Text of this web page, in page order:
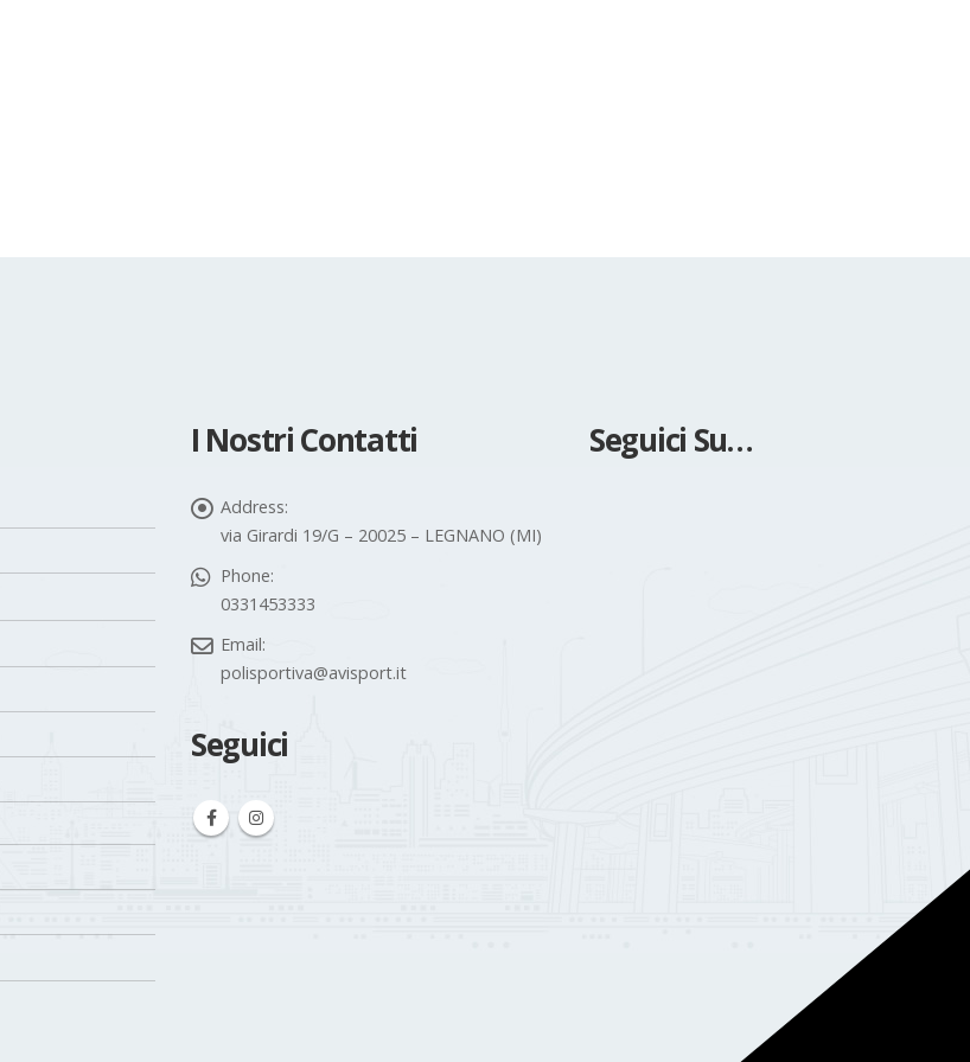
I Nostri Contatti
Address:
via Girardi 19/G – 20025 – LEGNANO (MI)
Phone:
0331453333
Email:
polisportiva@avisport.it
Seguici
Seguici Su…